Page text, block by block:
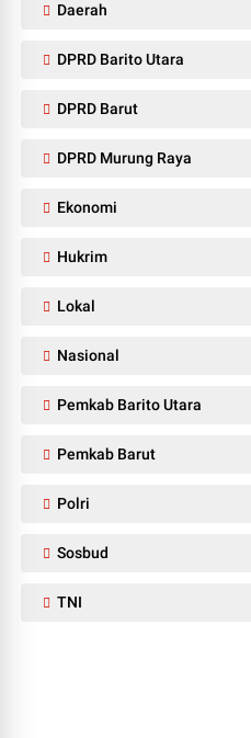
Daerah
DPRD Barito Utara
DPRD Barut
DPRD Murung Raya
Ekonomi
Hukrim
Lokal
Nasional
Pemkab Barito Utara
Pemkab Barut
Polri
Sosbud
TNI